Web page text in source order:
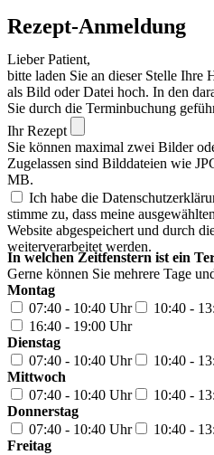
Rezept-Anmeldung
Lieber Patient,
bitte laden Sie an dieser Stelle Ihre
als Bild oder Datei hoch. In den
Sie durch die Terminbuchung
Ihr Rezept
Sie können maximal zwei Bilder
Zugelassen sind Bilddateien wie
MB.
Ich habe die
stimme zu, dass meine
Website abgespeichert und durch
weiterverarbeitet werden.
In welchen Zeitfenstern ist ein
Gerne können Sie mehrere Tage
Montag
07:40 - 10:40 Uhr
10:40 -
16:40 - 19:00 Uhr
Dienstag
07:40 - 10:40 Uhr
10:40 -
Mittwoch
07:40 - 10:40 Uhr
10:40 -
Donnerstag
07:40 - 10:40 Uhr
10:40 -
Freitag